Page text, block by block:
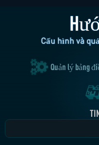
Cấu hình và
Quản lý bảng